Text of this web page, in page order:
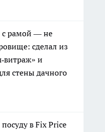
с рамой — не
сделал из
и
стены дачного
в Fix Price